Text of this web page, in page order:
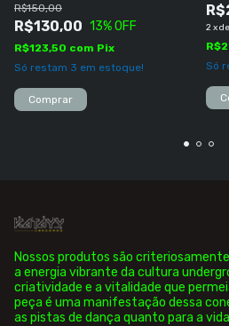
R$130,00
R$150,00
13% OFF
R$123,50 com Pix
Só restam 3 em estoque!
Comprar
2xde
Só
Nossos produtos são
a energia vibrante da cultura
criatividade e a vitalidade que
peça é uma manifestação dessa
as pistas de dança quanto para a